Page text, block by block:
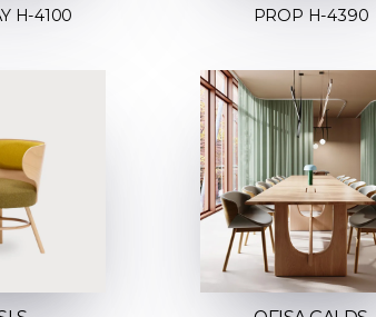
H-4100 PROP H-4390